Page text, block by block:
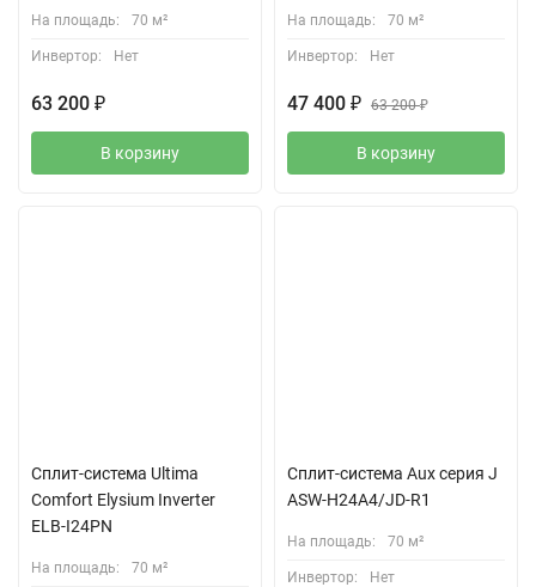
На площадь: 70 м²
Инвертор: Нет
63 200 ₽
В корзину
На площадь: 70 м²
Инвертор: Нет
47 400 ₽ 63 200₽
В корзину
Сплит-система Ultima
Comfort Elysium Inverter
ELB-I24PN
На площадь: 70 м²
Сплит-система Aux серия J
ASW-H24A4/JD-R1
На площадь: 70 м²
Инвертор: Нет